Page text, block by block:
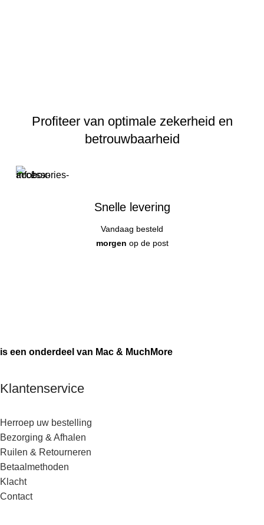
Profiteer van optimale zekerheid en
betrouwbaarheid
Snelle levering
Vandaag besteld
morgen op de post
is een onderdeel van Mac & MuchMore
Klantenservice
Herroep uw bestelling
Bezorging & Afhalen
Ruilen & Retourneren
Betaalmethoden
Klacht
Contact